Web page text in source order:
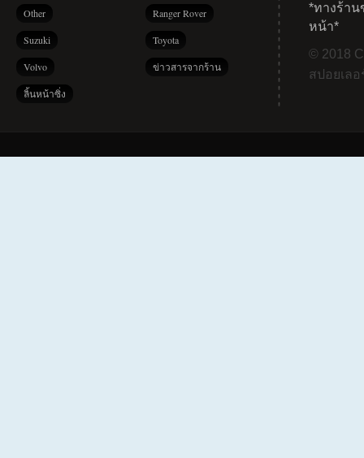
Other Ranger Rover
Suzuki Toyota
Volvo ข่าวสารจากร้าน
ลิ้นหน้าซิ่ง
*ทางร้าน
หน้า*
© 2018
สปอยเล